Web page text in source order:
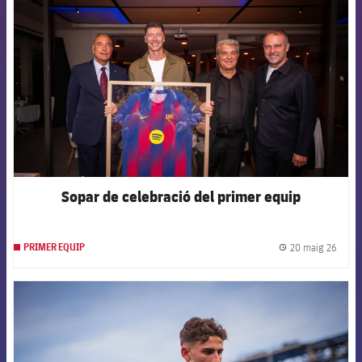
Sopar de celebració del primer equip
PRIMER EQUIP 20 maig 26